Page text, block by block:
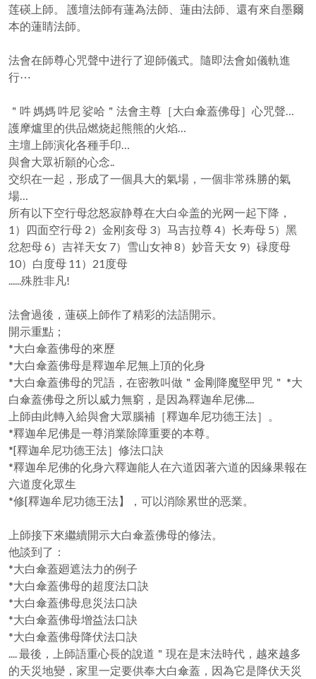
莲碤上師。 護壇法師有蓮為法師、蓮由法師、還有來自墨爾
本的蓮睛法師。
法會在師尊心咒聲中进行了迎師儀式。隨即法會如儀軌進
行⋯
＂吽 媽媽 吽尼 娑哈＂法會主尊［大白傘蓋佛母］心咒聲…
護摩爐里的供品燃烧起熊熊的火焰…
主壇上師演化各種手印…
與會大眾祈願的心念..
交织在一起，形成了一個具大的氣場，一個非常殊勝的氣
場…
所有以下空行母忿怒寂静尊在大白伞盖的光网一起下降，
1）四面空行母 2）金刚亥母 3）马吉拉尊 4）长寿母 5）黑
忿恕母 6）吉祥天女 7）雪山女神 8）妙音天女 9）碌度母
10）白度母 11）21度母
......殊胜非凡!
法會過後，蓮碤上師作了精彩的法語開示。
開示重點；
*大白傘蓋佛母的來歷
*大白傘蓋佛母是釋迦牟尼無上頂的化身
*大白傘蓋佛母的咒語，在密教叫做＂金剛降魔堅甲咒＂ *大
白傘蓋佛母之所以威力無窮，是因為釋迦牟尼佛....
上師由此轉入給與會大眾腦補［釋迦牟尼功德王法］。
*釋迦牟尼佛是一尊消業除障重要的本尊。
*[釋迦牟尼功德王法］修法口訣
*釋迦牟尼佛的化身六釋迦能人在六道因著六道的因緣果報在
六道度化眾生
*修[釋迦牟尼功德王法】，可以消除累世的恶業。
上師接下來繼續開示大白傘蓋佛母的修法。
他談到了：
*大白傘蓋廻遮法力的例子
*大白傘蓋佛母的超度法口訣
*大白傘蓋佛母息災法口訣
*大白傘蓋佛母增益法口訣
*大白傘蓋佛母降伏法口訣
.... 最後，上師語重心長的說道＂現在是末法時代，越來越多
的天災地變，家里一定要供奉大白傘蓋，因為它是降伏天災